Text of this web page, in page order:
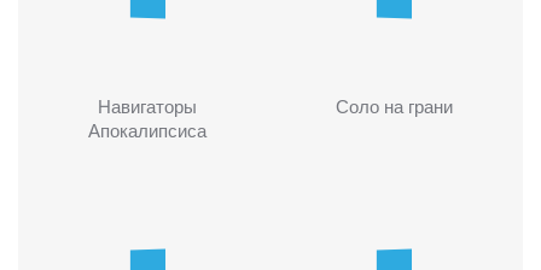
Навигаторы
Апокалипсиса
Соло на грани